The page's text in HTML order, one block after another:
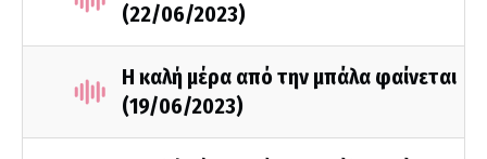
(22/06/2023)
Η καλή μέρα από την μπάλα φαίνεται
(19/06/2023)